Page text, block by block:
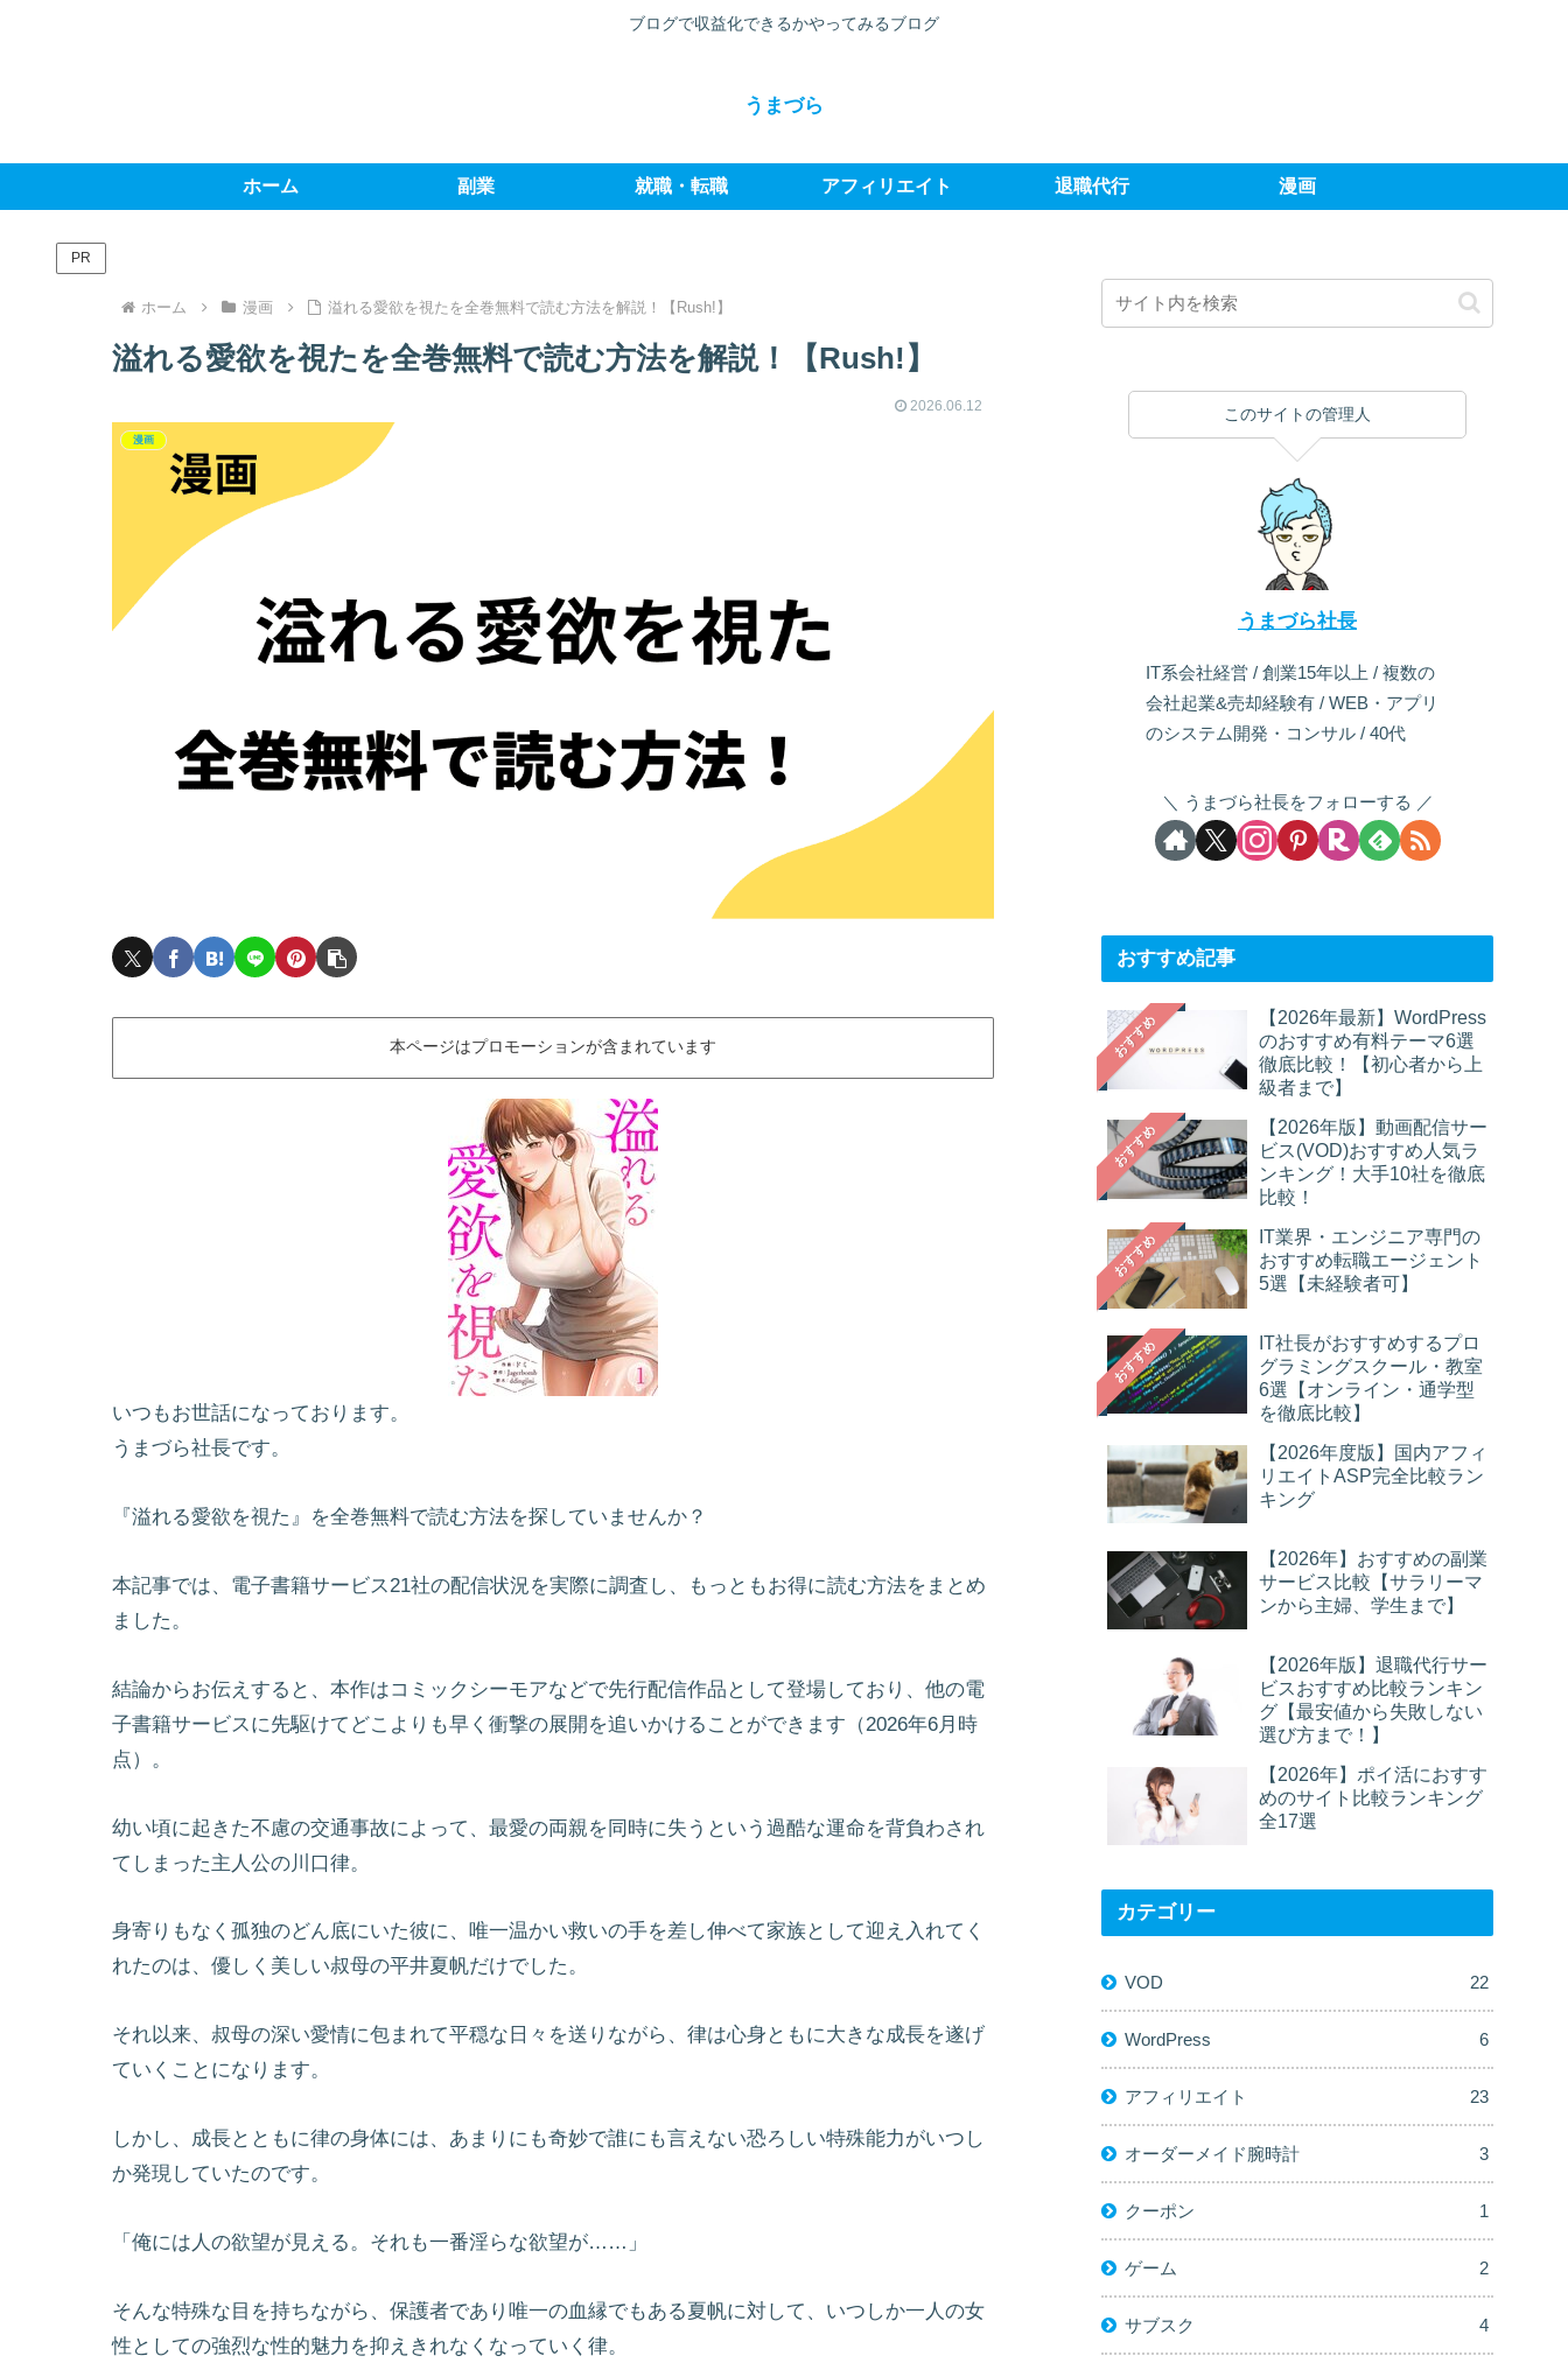
ブログで収益化できるかやってみるブログ
うまづら
ホーム 副業 就職・転職 アフィリエイト 退職代行 漫画
PR
ホーム 漫画 溢れる愛欲を視たを全巻無料で読む方法を解説！【Rush!】
溢れる愛欲を視たを全巻無料で読む方法を解説！【Rush!】
2026.06.12
漫画
本ページはプロモーションが含まれています
いつもお世話になっております。
うまづら社長です。
『溢れる愛欲を視た』を全巻無料で読む方法を探していませんか？
本記事では、電子書籍サービス21社の配信状況を実際に調査し、もっともお得に読む方法をまとめ
ました。
結論からお伝えすると、本作はコミックシーモアなどで先行配信作品として登場しており、他の電
子書籍サービスに先駆けてどこよりも早く衝撃の展開を追いかけることができます（2026年6月時
点）。
幼い頃に起きた不慮の交通事故によって、最愛の両親を同時に失うという過酷な運命を背負わされ
てしまった主人公の川口律。
身寄りもなく孤独のどん底にいた彼に、唯一温かい救いの手を差し伸べて家族として迎え入れてく
れたのは、優しく美しい叔母の平井夏帆だけでした。
それ以来、叔母の深い愛情に包まれて平穏な日々を送りながら、律は心身ともに大きな成長を遂げ
ていくことになります。
しかし、成長とともに律の身体には、あまりにも奇妙で誰にも言えない恐ろしい特殊能力がいつし
か発現していたのです。
「俺には人の欲望が見える。それも一番淫らな欲望が……」
そんな特殊な目を持ちながら、保護者であり唯一の血縁でもある夏帆に対して、いつしか一人の女
性としての強烈な性的魅力を抑えきれなくなっていく律。
このサイトの管理人
うまづら社長
IT系会社経営 / 創業15年以上 / 複数の
会社起業&売却経験有 / WEB・アプリ
のシステム開発・コンサル / 40代
うまづら社長をフォローする
おすすめ記事
おすすめ
【2026年最新】WordPress
のおすすめ有料テーマ6選
徹底比較！【初心者から上
級者まで】
おすすめ
【2026年版】動画配信サー
ビス(VOD)おすすめ人気ラ
ンキング！大手10社を徹底
比較！
おすすめ
IT業界・エンジニア専門の
おすすめ転職エージェント
5選【未経験者可】
おすすめ
IT社長がおすすめするプロ
グラミングスクール・教室
6選【オンライン・通学型
を徹底比較】
【2026年度版】国内アフィ
リエイトASP完全比較ラン
キング
【2026年】おすすめの副業
サービス比較【サラリーマ
ンから主婦、学生まで】
【2026年版】退職代行サー
ビスおすすめ比較ランキン
グ【最安値から失敗しない
選び方まで！】
【2026年】ポイ活におすす
めのサイト比較ランキング
全17選
カテゴリー
VOD 22
WordPress 6
アフィリエイト 23
オーダーメイド腕時計 3
クーポン 1
ゲーム 2
サブスク 4